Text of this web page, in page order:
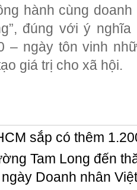
hành cùng
đúng với ý
– ngày tôn vinh
giá trị cho xã hội.
sắp có thêm
Tam Long đến
Doanh nhân